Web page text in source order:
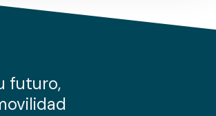
el uso que haga del sitio web con
de redes sociales, publicidad y análisis
futuro,